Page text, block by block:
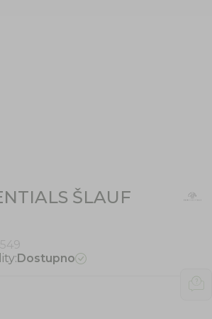
ŠLAUF
Dostupno